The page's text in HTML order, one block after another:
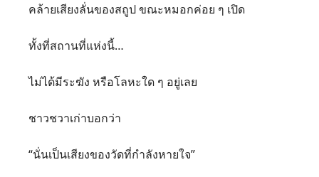
คล้ายเสียงลั่นของสถูป ขณะหมอกค่อย ๆ เปิด
ทั้งที่สถานที่แห่งนี้…
ไม่ได้มีระฆัง หรือโลหะใด ๆ อยู่เลย
ชาวชวาเก่าบอกว่า
“นั่นเป็นเสียงของวัดที่กำลังหายใจ”